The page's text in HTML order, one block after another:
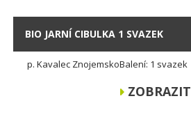
BIO JARNÍ CIBULKA 1 SVAZEK
p. Kavalec ZnojemskoBalení: 1 svazek
ZOBRAZIT